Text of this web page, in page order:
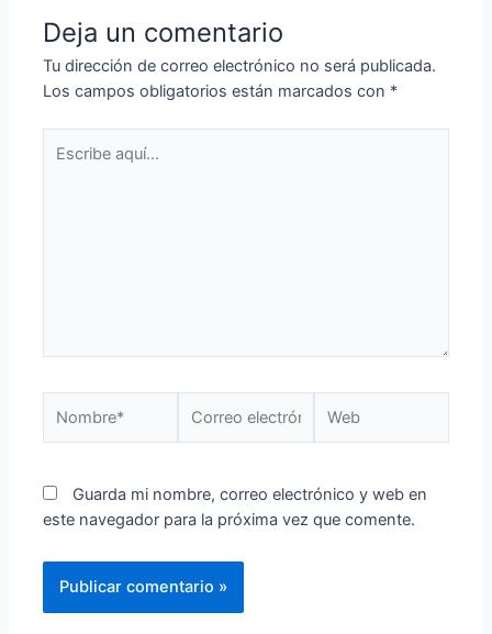
Deja un comentario
Tu dirección de correo electrónico no será publicada.
Los campos obligatorios están marcados con *
Guarda mi nombre, correo electrónico y web en
este navegador para la próxima vez que comente.